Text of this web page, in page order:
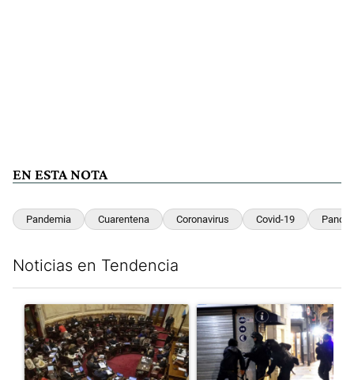
EN ESTA NOTA
Pandemia Cuarentena Coronavirus Covid-19
Noticias en Tendencia
Un artículo de tendencia con el título "El Senado dio media
Un artículo de tendencia con